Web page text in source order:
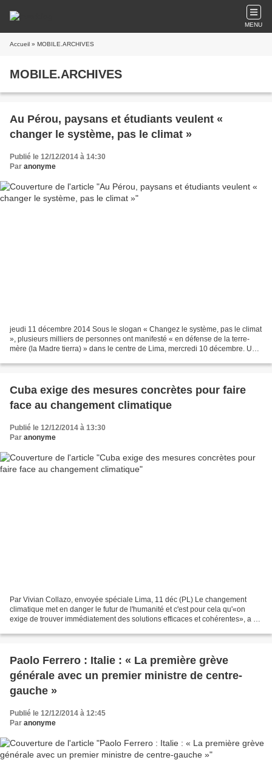
MENU
Accueil » MOBILE.ARCHIVES
MOBILE.ARCHIVES
Au Pérou, paysans et étudiants veulent «
changer le système, pas le climat »
Publié le 12/12/2014 à 14:30
Par anonyme
jeudi 11 décembre 2014 Sous le slogan « Changez le système, pas le climat
», plusieurs milliers de personnes ont manifesté « en défense de la terre-
mère (la Madre tierra) » dans le centre de Lima, mercredi 10 décembre. Une
Cuba exige des mesures concrètes pour faire
face au changement climatique
Publié le 12/12/2014 à 13:30
Par anonyme
Par Vivian Collazo, envoyée spéciale Lima, 11 déc (PL) Le changement
climatique met en danger le futur de l'humanité et c'est pour cela qu'«on
exige de trouver immédiatement des solutions efficaces et cohérentes», a dit
Paolo Ferrero : Italie : « La première grève
générale avec un premier ministre de centre-
gauche »
Publié le 12/12/2014 à 12:45
Par anonyme